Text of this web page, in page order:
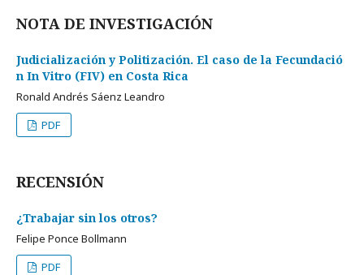
NOTA DE INVESTIGACIÓN
Judicialización y Politización. El caso de la Fecundació
n In Vitro (FIV) en Costa Rica
Ronald Andrés Sáenz Leandro
PDF
RECENSIÓN
¿Trabajar sin los otros?
Felipe Ponce Bollmann
PDF